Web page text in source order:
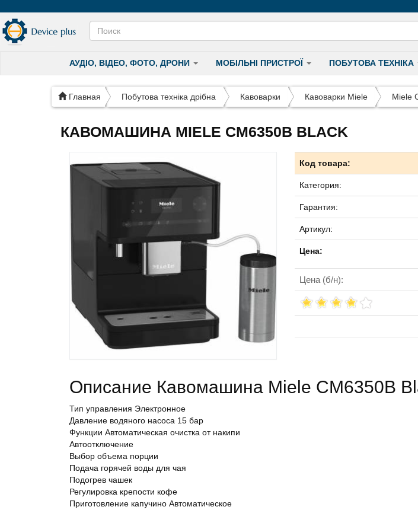
АУДІО, ВІДЕО, ФОТО, ДРОНИ МОБІЛЬНІ ПРИСТРОЇ ПОБУТОВА ТЕХНІКА
Главная Побутова техніка дрібна Кавоварки Кавоварки Miele Miele
КАВОМАШИНА MIELE CM6350B BLACK
Код товара:
Категория:
Гарантия:
Артикул:
Цена:
Цена (б/н):
Описание Кавомашина Miele CM6350B
Тип управления Электронное
Давление водяного насоса 15 бар
Функции Автоматическая очистка от накипи
Автоотключение
Выбор объема порции
Подача горячей воды для чая
Подогрев чашек
Регулировка крепости кофе
Приготовление капучино Автоматическое